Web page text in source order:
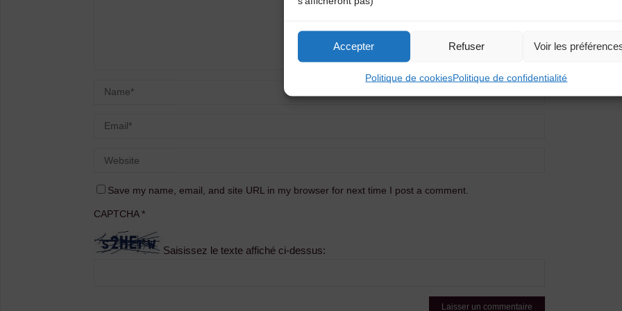
Accepter Refuser Voir les
Politique de cookiesPolitique de confidentialité
Save my name, email, and site URL in my browser for next time I post a comment.
CAPTCHA*
Saisissez le texte affiché ci-dessus: